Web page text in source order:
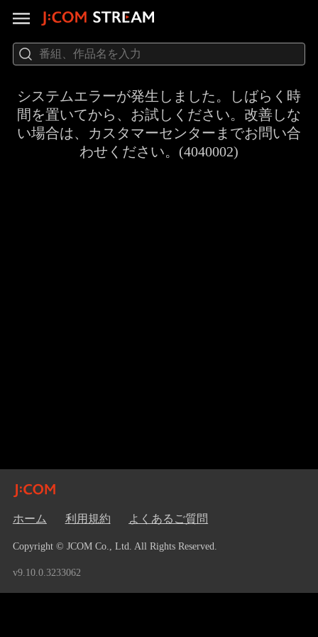
システムエラーが発生しました。しばらく時
間を置いてから、お試しください。改善しな
い場合は、カスタマーセンターまでお問い合
わせください。(4040002)
ホーム 利用規約 よくあるご質問
Copyright © JCOM Co., Ltd. All Rights Reserved.
v9.10.0.3233062